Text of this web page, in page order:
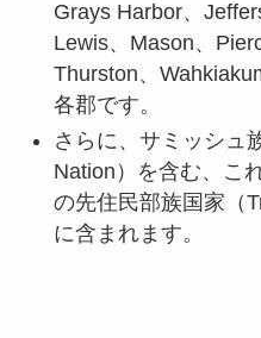
Grays Harbor、
Lewis、Mason、
Thurston、
各郡です。
さらに、サミッシュ
Nation）を含む、こ
の先住民部族国家（
に含まれます。